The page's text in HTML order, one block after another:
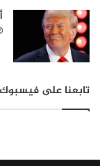
تابعنا على فيسبوك